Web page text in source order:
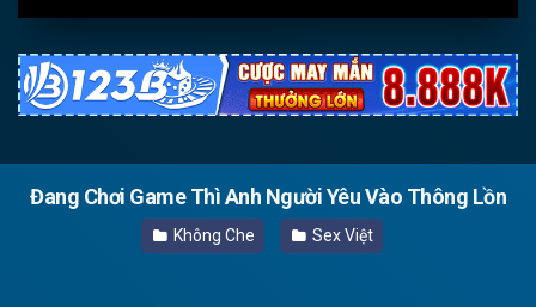
Đang Chơi Game Thì Anh Người Yêu Vào Thông Lồn
Không Che Sex Việt